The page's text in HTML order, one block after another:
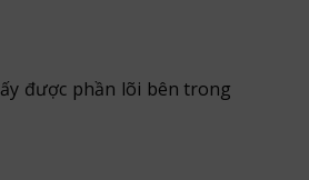
được phần lõi bên trong